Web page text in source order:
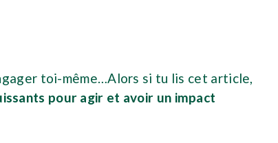
toi-même…Alors si tu lis cet article,
pour agir et avoir un impact